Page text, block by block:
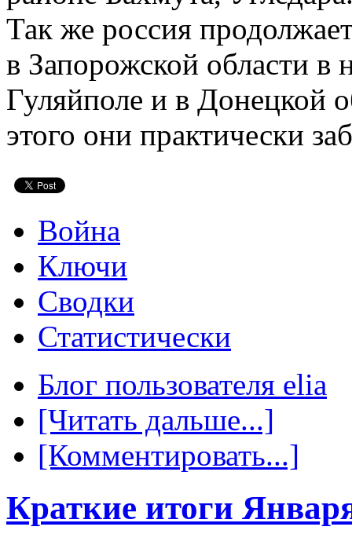
Так же россия
в Запорожской области в
Гуляйполе и в Донецкой
этого они практически
Война
Ключи
Сводки
Статистически
Блог пользователя elia
[Читать дальше...]
[Комментировать...]
Краткие итоги